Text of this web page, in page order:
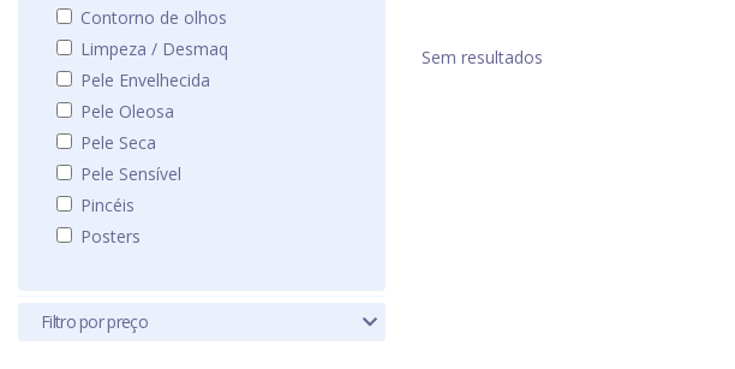
Contorno de olhos
Limpeza / Desmaq
Pele Envelhecida
Pele Oleosa
Pele Seca
Pele Sensível
Pincéis
Posters
Filtro por preço
Sem resultados